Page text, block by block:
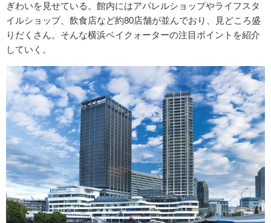
ぎわいを見せている。館内にはアパレルショップやライフスタ
イルショップ、飲食店など約80店舗が並んでおり、見どころ盛
りだくさん。そんな横浜ベイクォーターの注目ポイントを紹介
していく。